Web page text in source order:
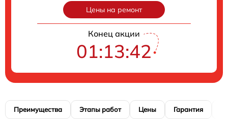
Цены на ремонт
Конец акции
01:13:41
Преимущества Этапы работ Цены Гарантия